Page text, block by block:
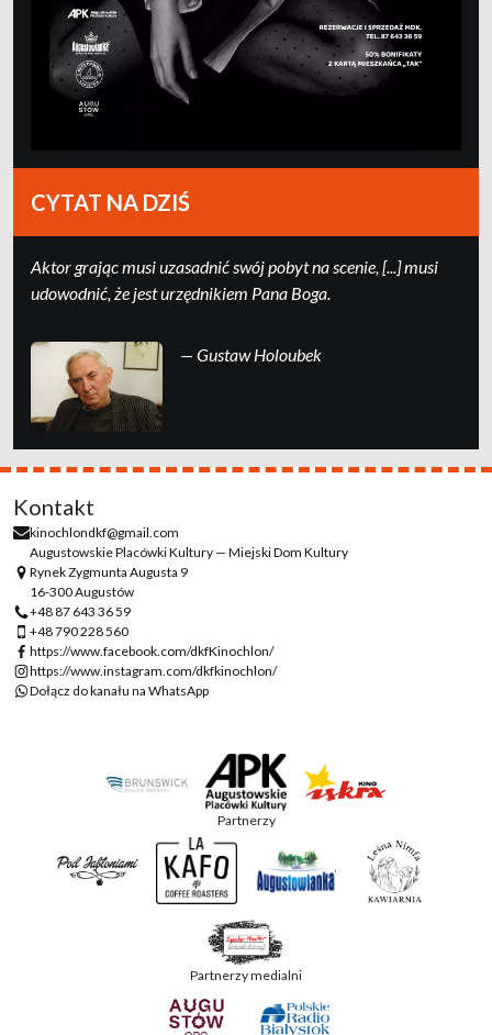
CYTAT NA DZIŚ
Ak­tor grając mu­si uza­sad­nić swój po­byt na sce­nie, [...] mu­si
udo­wod­nić, że jest urzędni­kiem Pa­na Boga.
— Gustaw Holoubek
Kontakt
kinochlondkf@gmail.com
Augustowskie Placówki Kultury — Miejski Dom Kultury
Rynek Zygmunta Augusta 9
16-300 Augustów
+48 87 643 36 59
+48 790 228 560
https://www.facebook.com/dkfKinochlon/
https://www.instagram.com/dkfkinochlon/
Dołącz do kanału na WhatsApp
Partnerzy
Partnerzy medialni